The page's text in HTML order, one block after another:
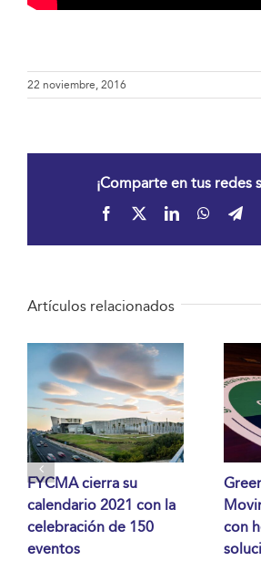
22 noviembre, 2016
¡Comparte en tus redes
Facebook LinkedIn
Artículos relacionados
FYCMA cierra su
calendario 2021 con la
celebración de 150
eventos
con